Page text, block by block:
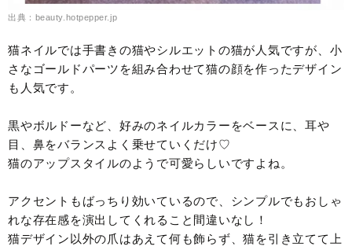
出典：beauty.hotpepper.jp
猫ネイルでは手書きの猫やシルエットの猫が人気ですが、小
さなゴールドパーツを組み合わせて猫の顔を作ったデザイン
も人気です。
黒やボルドーなど、好みのネイルカラーをベースに、耳や
目、鼻をバランスよく乗せていくだけ♡
猫のアップスタイルのようで可愛らしいですよね。
アクセントもばっちり効いているので、シンプルでもおしゃ
れな存在感を演出してくれること間違いなし！
猫デザイン以外の爪はあえて何も飾らず、猫を引き立てて上